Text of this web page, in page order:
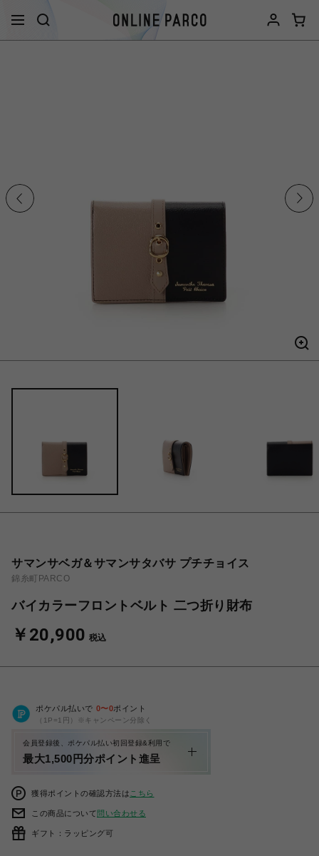
サマンサベガ＆サマンサタバサ プチチョイス
錦糸町PARCO
バイカラーフロントベルト 二つ折り財布
￥20,900 税込
ポケパル払いで 0〜0ポイント
（1P=1円）※キャンペーン分除く
会員登録後、ポケパル払い初回登録&利用で
最大1,500円分ポイント進呈
獲得ポイントの確認方法は こちら
この商品について問い合わせる
ギフト：ラッピング可